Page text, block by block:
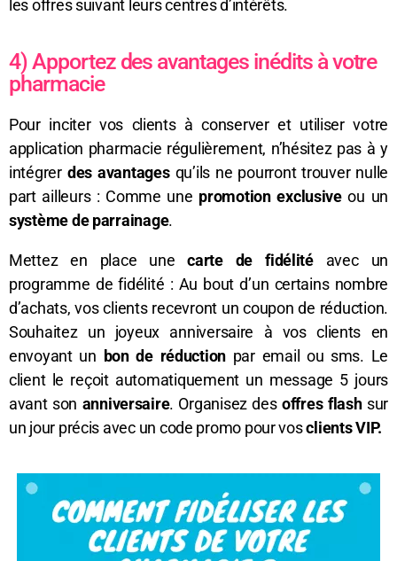
les offres suivant leurs centres d’intérêts.
4) Apportez des avantages inédits à votre
pharmacie
Pour inciter vos clients à conserver et utiliser votre
application pharmacie régulièrement, n’hésitez pas à y
intégrer des avantagesqu’ils ne pourront trouver nulle
part ailleurs : Comme une promotion exclusiveou un
système de parrainage.
Mettez en place une carte de fidélitéavec un
programme de fidélité : Au bout d’un certains nombre
d’achats, vos clients recevront un coupon de réduction.
Souhaitez un joyeux anniversaire à vos clients en
envoyant un bon de réduction par email ou sms. Le
client le reçoit automatiquement un message 5 jours
avant son anniversaire. Organisez desoffres flashsur
un jour précis avec un code promo pour vosclients VIP.